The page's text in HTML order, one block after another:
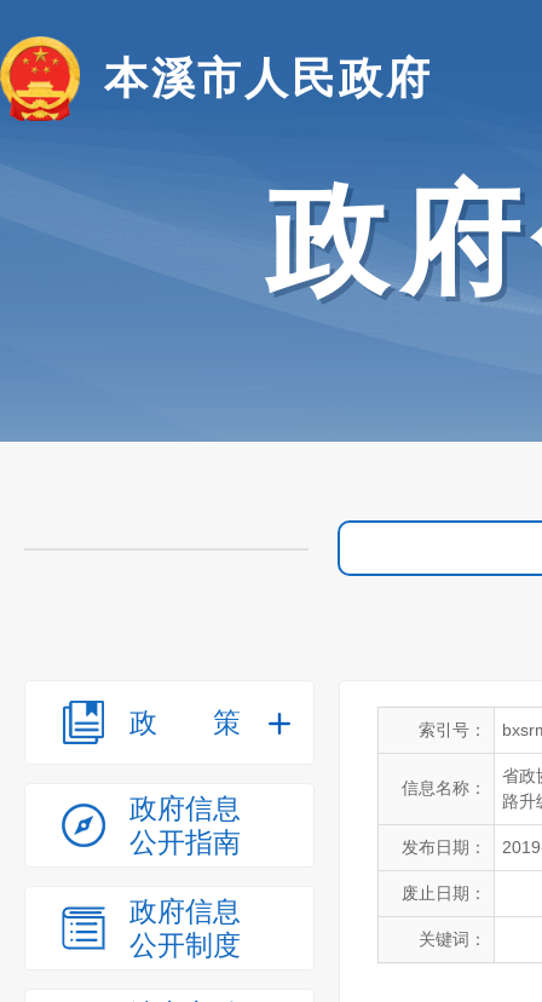
本溪市人民政府
政
政策
政府信息
公开指南
政府信息
公开制度
索引号：
信息名称：
省政
路升
发布日期：
废止日期：
关键词：